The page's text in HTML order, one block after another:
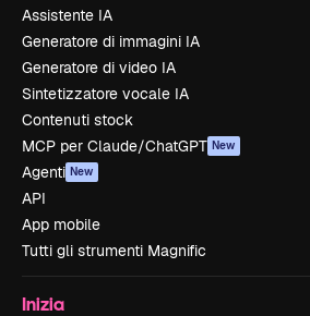
Assistente IA
Generatore di immagini IA
Generatore di video IA
Sintetizzatore vocale IA
Contenuti stock
MCP per Claude/ChatGPT New
Agenti New
API
App mobile
Tutti gli strumenti Magnific
Inizia